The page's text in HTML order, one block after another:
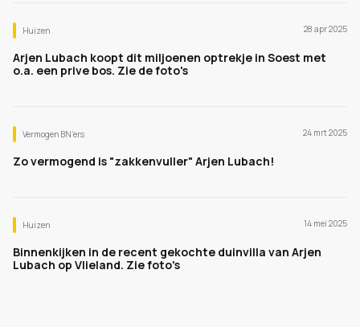
Huizen 28 apr 2025
Arjen Lubach koopt dit miljoenen optrekje in Soest met
o.a. een prive bos. Zie de foto's
Vermogen BN’ers 24 mrt 2025
Zo vermogend is "zakkenvuller" Arjen Lubach!
Huizen 14 mei 2025
Binnenkijken in de recent gekochte duinvilla van Arjen
Lubach op Vlieland. Zie foto's